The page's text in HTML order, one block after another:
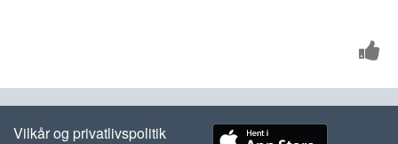
Vilkår og privatlivspolitik